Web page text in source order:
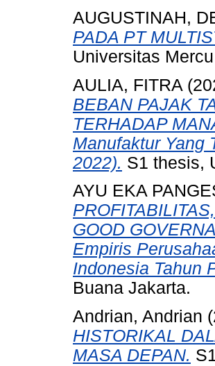
AUGUSTINAH,
PADA PT
Universitas
AULIA, FITRA
BEBAN PAJAK
TERHADAP
Manufaktur Yang
2022). S1 thesis,
AYU EKA
GOOD
Empiris
Indonesia Tahun
Buana Jakarta.
Andrian, Andrian
HISTORIKAL
MASA DEPAN.